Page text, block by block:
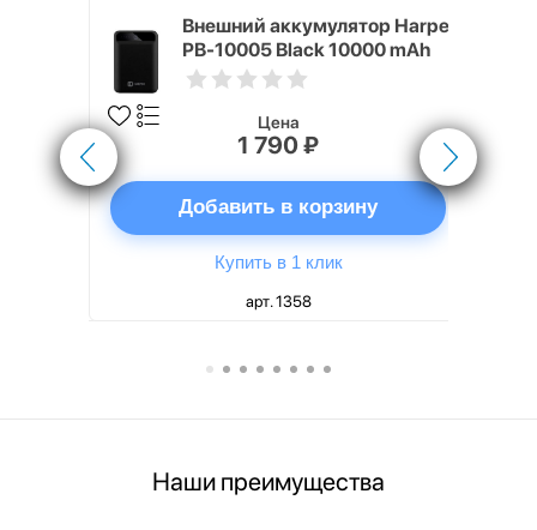
Внешний аккумулятор Harper
PB-10005 Black 10000 mAh
Цена
1 790 ₽
Добавить в корзину
Купить в 1 клик
арт. 1358
Наши преимущества